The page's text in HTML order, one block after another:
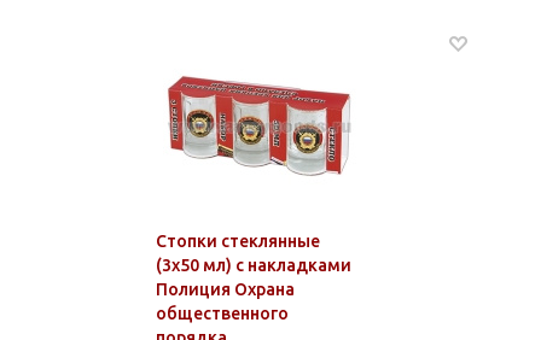
Стопки стеклянные
(3x50 мл) с накладками
Полиция Охрана
общественного